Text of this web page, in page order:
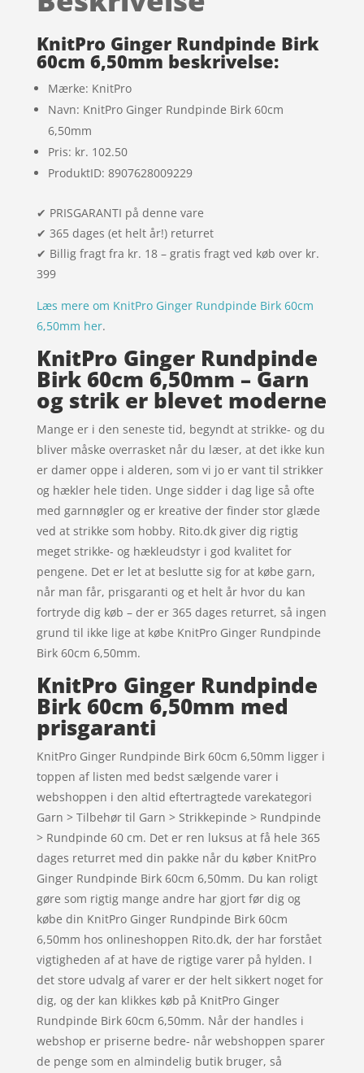
mmelser
KnitPro Ginger Rundpinde Birk
60cm 6,50mm beskrivelse:
Mærke: KnitPro
Navn: KnitPro Ginger Rundpinde Birk 60cm
6,50mm
Pris: kr. 102.50
ProduktID: 8907628009229
✔ PRISGARANTI på denne vare
✔ 365 dages (et helt år!) returret
✔ Billig fragt fra kr. 18 – gratis fragt ved køb over kr.
399
Læs mere om KnitPro Ginger Rundpinde Birk 60cm
6,50mm her.
KnitPro Ginger Rundpinde
Birk 60cm 6,50mm – Garn
og strik er blevet moderne
Mange er i den seneste tid, begyndt at strikke- og du
bliver måske overrasket når du læser, at det ikke kun
er damer oppe i alderen, som vi jo er vant til strikker
og hækler hele tiden. Unge sidder i dag lige så ofte
med garnnøgler og er kreative der finder stor glæde
ved at strikke som hobby. Rito.dk giver dig rigtig
meget strikke- og hækleudstyr i god kvalitet for
pengene. Det er let at beslutte sig for at købe garn,
når man får, prisgaranti og et helt år hvor du kan
fortryde dig køb – der er 365 dages returret, så ingen
grund til ikke lige at købe KnitPro Ginger Rundpinde
Birk 60cm 6,50mm.
KnitPro Ginger Rundpinde
Birk 60cm 6,50mm med
prisgaranti
KnitPro Ginger Rundpinde Birk 60cm 6,50mm ligger i
toppen af listen med bedst sælgende varer i
webshoppen i den altid eftertragtede varekategori
Garn > Tilbehør til Garn > Strikkepinde > Rundpinde
> Rundpinde 60 cm. Det er ren luksus at få hele 365
dages returret med din pakke når du køber KnitPro
Ginger Rundpinde Birk 60cm 6,50mm. Du kan roligt
gøre som rigtig mange andre har gjort før dig og
købe din KnitPro Ginger Rundpinde Birk 60cm
6,50mm hos onlineshoppen Rito.dk, der har forstået
vigtigheden af at have de rigtige varer på hylden. I
det store udvalg af varer er der helt sikkert noget for
dig, og der kan klikkes køb på KnitPro Ginger
Rundpinde Birk 60cm 6,50mm. Når der handles i
webshop er priserne bedre- når webshoppen sparer
de penge som en almindelig butik bruger, så